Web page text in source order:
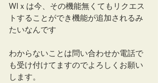
WIｘは今、その機能無くてもリクエス
トすることができ機能が追加されるみ
たいなんです
わからないことは問い合わせか電話で
も受け付けてますのでよろしくお願い
します。